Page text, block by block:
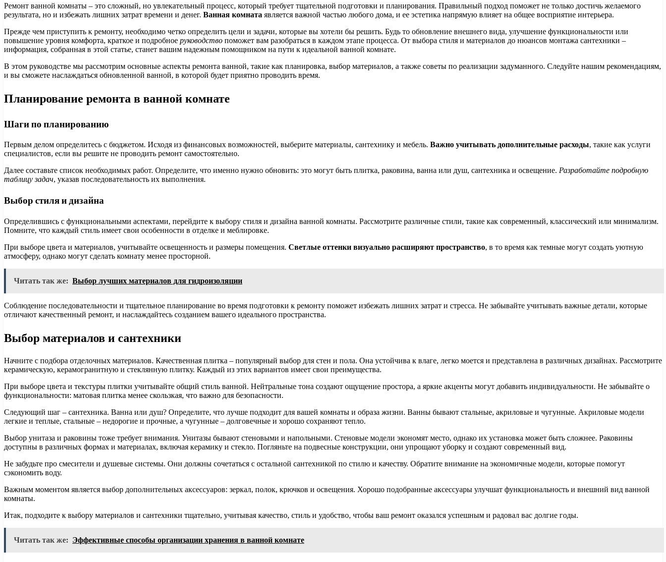
Ремонт ванной комнаты – это сложный, но увлекательный процесс, который требует тщательной подготовки и планирования. Правильный подход поможет не только достичь желаемого
результата, но и избежать лишних затрат времени и денег. Ванная комната является важной частью любого дома, и ее эстетика напрямую влияет на общее восприятие интерьера.
Прежде чем приступить к ремонту, необходимо четко определить цели и задачи, которые вы хотели бы решить. Будь то обновление внешнего вида, улучшение функциональности или
повышение уровня комфорта, краткое и подробное руководство поможет вам разобраться в каждом этапе процесса. От выбора стиля и материалов до нюансов монтажа сантехники –
информация, собранная в этой статье, станет вашим надежным помощником на пути к идеальной ванной комнате.
В этом руководстве мы рассмотрим основные аспекты ремонта ванной, такие как планировка, выбор материалов, а также советы по реализации задуманного. Следуйте нашим рекомендациям,
и вы сможете наслаждаться обновленной ванной, в которой будет приятно проводить время.
Планирование ремонта в ванной комнате
Шаги по планированию
Первым делом определитесь с бюджетом. Исходя из финансовых возможностей, выберите материалы, сантехнику и мебель. Важно учитывать дополнительные расходы, такие как услуги
специалистов, если вы решите не проводить ремонт самостоятельно.
Далее составьте список необходимых работ. Определите, что именно нужно обновить: это могут быть плитка, раковина, ванна или душ, сантехника и освещение. Разработайте подробную
таблицу задач, указав последовательность их выполнения.
Выбор стиля и дизайна
Определившись с функциональными аспектами, перейдите к выбору стиля и дизайна ванной комнаты. Рассмотрите различные стили, такие как современный, классический или минимализм.
Помните, что каждый стиль имеет свои особенности в отделке и меблировке.
При выборе цвета и материалов, учитывайте освещенность и размеры помещения. Светлые оттенки визуально расширяют пространство, в то время как темные могут создать уютную
атмосферу, однако могут сделать комнату менее просторной.
Читать так же: Выбор лучших материалов для гидроизоляции
Соблюдение последовательности и тщательное планирование во время подготовки к ремонту поможет избежать лишних затрат и стресса. Не забывайте учитывать важные детали, которые
отличают качественный ремонт, и наслаждайтесь созданием вашего идеального пространства.
Выбор материалов и сантехники
Начните с подбора отделочных материалов. Качественная плитка – популярный выбор для стен и пола. Она устойчива к влаге, легко моется и представлена в различных дизайнах. Рассмотрите
керамическую, керамогранитную и стеклянную плитку. Каждый из этих вариантов имеет свои преимущества.
При выборе цвета и текстуры плитки учитывайте общий стиль ванной. Нейтральные тона создают ощущение простора, а яркие акценты могут добавить индивидуальности. Не забывайте о
функциональности: матовая плитка менее скользкая, что важно для безопасности.
Следующий шаг – сантехника. Ванна или душ? Определите, что лучше подходит для вашей комнаты и образа жизни. Ванны бывают стальные, акриловые и чугунные. Акриловые модели
легкие и теплые, стальные – недорогие и прочные, а чугунные – долговечные и хорошо сохраняют тепло.
Выбор унитаза и раковины тоже требует внимания. Унитазы бывают стеновыми и напольными. Стеновые модели экономят место, однако их установка может быть сложнее. Раковины
доступны в различных формах и материалах, включая керамику и стекло. Погляньте на подвесные конструкции, они упрощают уборку и создают современный вид.
Не забудьте про смесители и душевые системы. Они должны сочетаться с остальной сантехникой по стилю и качеству. Обратите внимание на экономичные модели, которые помогут
сэкономить воду.
Важным моментом является выбор дополнительных аксессуаров: зеркал, полок, крючков и освещения. Хорошо подобранные аксессуары улучшат функциональность и внешний вид ванной
комнаты.
Итак, подходите к выбору материалов и сантехники тщательно, учитывая качество, стиль и удобство, чтобы ваш ремонт оказался успешным и радовал вас долгие годы.
Читать так же: Эффективные способы организации хранения в ванной комнате